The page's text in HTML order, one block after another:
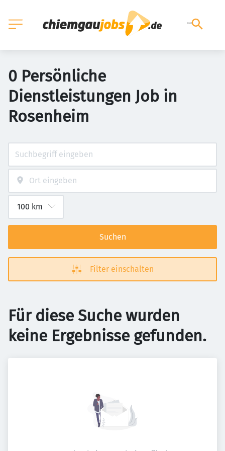
0 Persönliche
Dienstleistungen Job in
Rosenheim
Suchen
Filter einschalten
Für diese Suche wurden
keine Ergebnisse gefunden.